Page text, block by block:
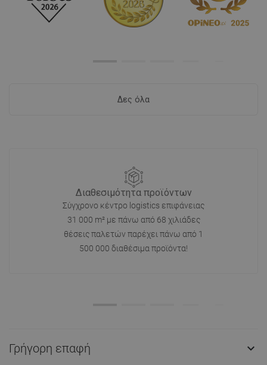
Δες όλα
Διαθεσιμότητα προϊόντων
Σύγχρονο κέντρο logistics επιφάνειας
31 000 m² με πάνω από 68 χιλιάδες
θέσεις παλετών παρέχει πάνω από 1
500 000 διαθέσιμα προϊόντα!
Γρήγορη επαφή 